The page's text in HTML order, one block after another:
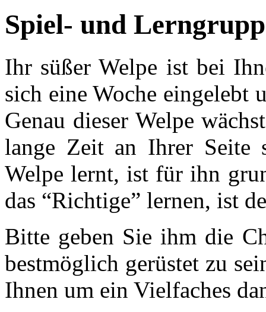
Spiel- und
Ihr süßer Welpe ist bei
sich eine Woche eingelebt
Genau dieser Welpe
lange Zeit an Ihrer
Welpe lernt, ist für ihn
das “Richtige” lernen, ist
Bitte geben Sie ihm die
bestmöglich gerüstet zu
Ihnen um ein Vielfaches